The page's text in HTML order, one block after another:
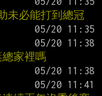
未必能打到總冠
家裡嗎